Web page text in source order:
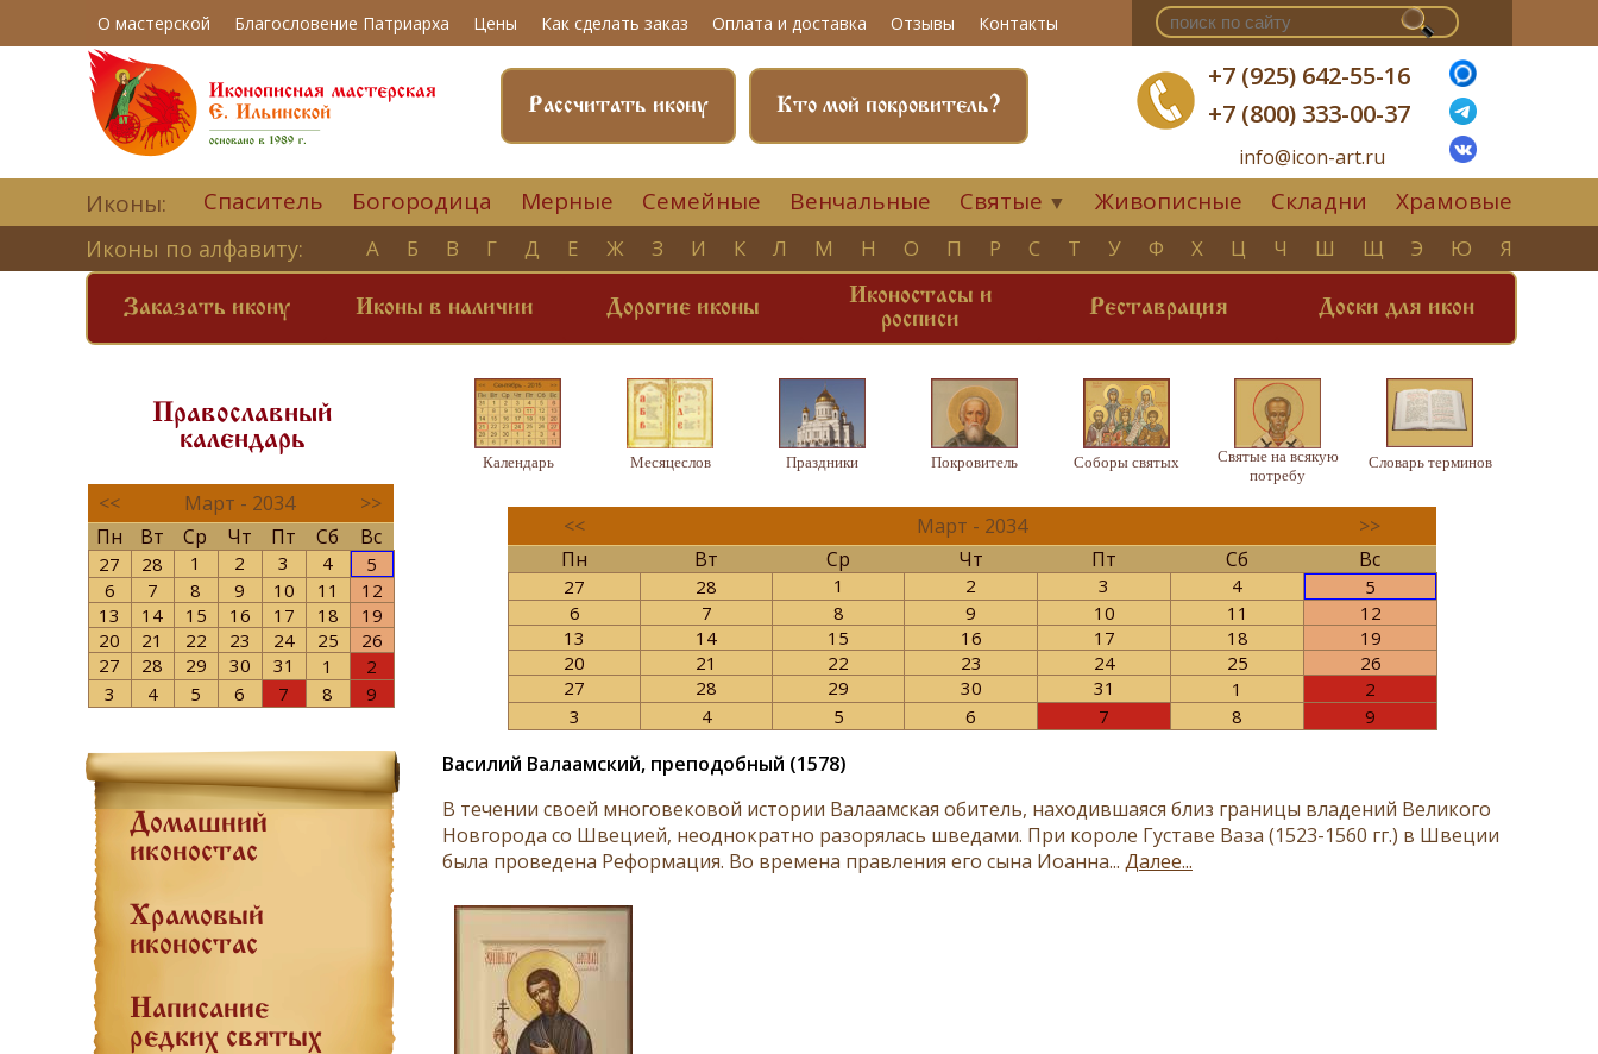
О мастерской Благословение Патриарха Цены Как сделать заказ Оплата и доставка Отзывы Контакты
+7 (925) 642-55-16
+7 (800) 333-00-37
info@icon-art.ru
Кто мой покровитель?
Рассчитать икону
Иконы: Спаситель Богородица Мерные Семейные Венчальные Святые ▼ Живописные Складни Храмовые
Иконы по алфавиту: А Б В Г Д Е Ж З И К Л М Н О П Р С Т У Ф Х Ц Ч Ш Щ Э Ю Я
Заказать икону Иконы в наличии Дорогие иконы
Иконостасы и
росписи
Реставрация Доски для икон
Православный
календарь
<< Март - 2034
>>
Пн
Вт Ср Чт Пт Сб Вс
27 28 1 2 3 4
5
6
7 8 9 10 11
12
13
14 15 16 17 18
19
20
21 22 23 24 25
26
27
28 29 30 31 1
2
3
4 5 6 7 8 9
Домашний
иконостас
Храмовый
иконостас
Написание
редких святых
Календарь Месяцеслов Праздники Покровитель Соборы святых
Святые на всякую
потребу
Словарь терминов
<< Март - 2034
>>
Пн
Вт Ср Чт Пт Сб Вс
27 28 1 2 3 4
5
6
7 8 9 10 11
12
13
14 15 16 17 18
19
20
21 22 23 24 25
26
27
28 29 30 31 1
2
3
4 5 6 7 8 9
Василий Валаамский, преподобный (1578)
В течении своей многовековой истории Валаамская обитель, находившаяся близ границы владений Великого
Новгорода со Швецией, неоднократно разорялась шведами. При короле Густаве Ваза (1523-1560 гг.) в Швеции
была проведена Реформация. Во времена правления его сына Иоанна... Далее...